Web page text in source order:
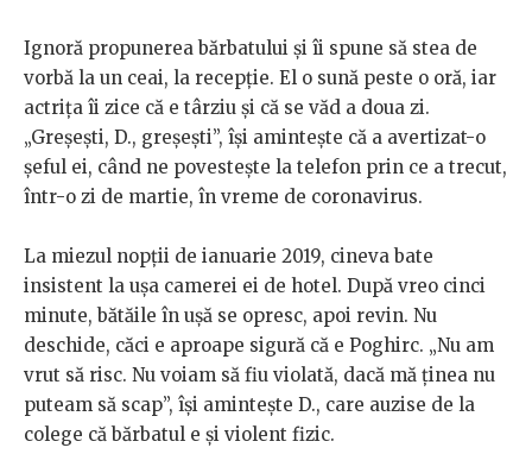
Ignoră propunerea bărbatului și îi spune să stea de
vorbă la un ceai, la recepție. El o sună peste o oră, iar
actrița îi zice că e târziu și că se văd a doua zi.
„Greșești, D., greșești”, își amintește că a avertizat-o
șeful ei, când ne povestește la telefon prin ce a trecut,
într-o zi de martie, în vreme de coronavirus.
La miezul nopții de ianuarie 2019, cineva bate
insistent la ușa camerei ei de hotel. După vreo cinci
minute, bătăile în ușă se opresc, apoi revin. Nu
deschide, căci e aproape sigură că e Poghirc. „Nu am
vrut să risc. Nu voiam să fiu violată, dacă mă ținea nu
puteam să scap”, își amintește D., care auzise de la
colege că bărbatul e și violent fizic.